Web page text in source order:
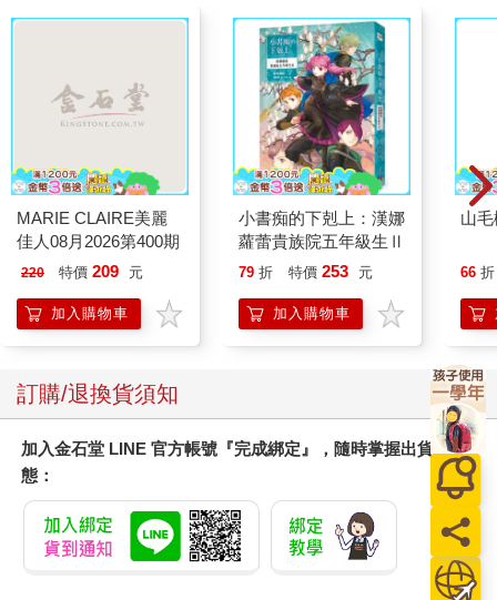
MARIE CLAIRE美麗
佳人08月2026第400期
220 特價 209 元
加入購物車
小書痴的下剋上：漢娜
蘿蕾貴族院五年級生Ⅱ
79 折 特價 253 元
加入購物車
山
66 折
訂購/退換貨須知
加入金石堂 LINE 官方帳號『完成綁定』，隨時掌握出貨動
態：